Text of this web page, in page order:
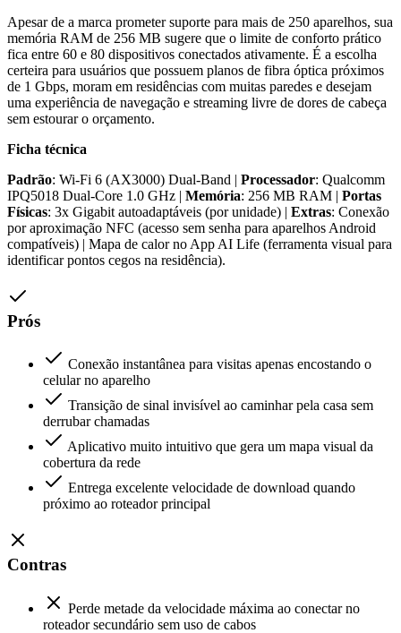
Apesar de a marca prometer suporte para mais de 250 aparelhos, sua
memória RAM de 256 MB sugere que o limite de conforto prático
fica entre 60 e 80 dispositivos conectados ativamente. É a escolha
certeira para usuários que possuem planos de fibra óptica próximos
de 1 Gbps, moram em residências com muitas paredes e desejam
uma experiência de navegação e streaming livre de dores de cabeça
sem estourar o orçamento.
Ficha técnica
Padrão: Wi-Fi 6 (AX3000) Dual-Band | Processador: Qualcomm
IPQ5018 Dual-Core 1.0 GHz | Memória: 256 MB RAM | Portas
Físicas: 3x Gigabit autoadaptáveis (por unidade) | Extras: Conexão
por aproximação NFC (acesso sem senha para aparelhos Android
compatíveis) | Mapa de calor no App AI Life (ferramenta visual para
identificar pontos cegos na residência).
Prós
Conexão instantânea para visitas apenas encostando o
celular no aparelho
Transição de sinal invisível ao caminhar pela casa sem
derrubar chamadas
Aplicativo muito intuitivo que gera um mapa visual da
cobertura da rede
Entrega excelente velocidade de download quando
próximo ao roteador principal
Contras
Perde metade da velocidade máxima ao conectar no
roteador secundário sem uso de cabos